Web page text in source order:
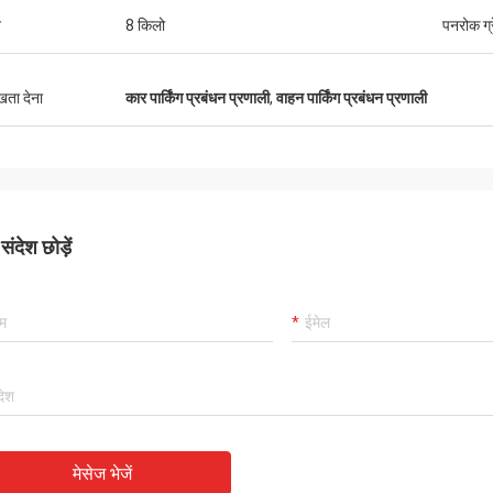
8 किलो पनरोक
देना कार पार्किंग प्रबंधन प्रणाली,वाहन पार्किंग प्रबंधन प्रणाली
छोड़ें
मेसेज भेजें